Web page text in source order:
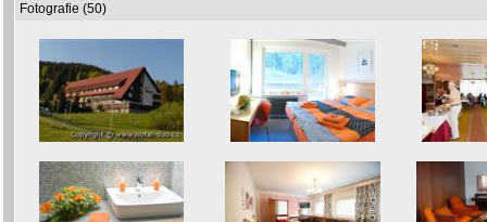
Fotografie (50)